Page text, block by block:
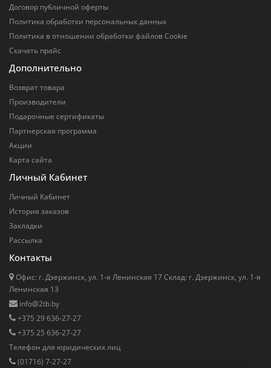
Договор публичной оферты
Политика обработки персональных данных
Политика в отношении обработки файлов Cookie
Скачать прайс
Дополнительно
Возврат товара
Производители
Подарочные сертификаты
Партнерская программа
Акции
Карта сайта
Личный Кабинет
Личный Кабинет
История заказов
Закладки
Рассылка
Контакты
Офис: г. Дзержинск, ул. 1-я Ленинская 17 Cклад: г. Дзержинск, ул. 1-я
Ленинская 13
info@2tb.by
+375 29 636-27-27
+375 25 636-27-27
Телефон для юридических лиц
(01716) 7-27-27